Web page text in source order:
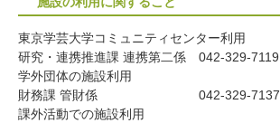
東京学芸大学コミュニティセンター利用
研究・連携推進課 連携第二係
042-329-7119
学外団体の施設利用
財務課 管財係
042-329-7137
課外活動での施設利用